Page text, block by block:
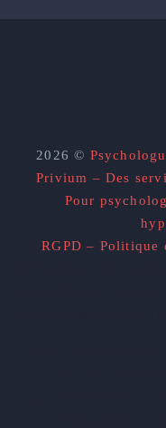
2026 ©
Privium – Des
Pour
RGPD – Politique